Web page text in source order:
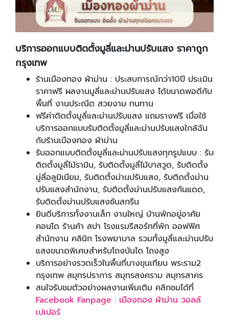
บริการออกแบบติดตั้งมูลี่และม่านปรับแสง ราคาถูก
กรุงเทพ
ร้านเมืองทอง ผ้าม่าน : ประสบการณ์กว่า10ปี ประเมิน
ราคาฟรี ผลงานมูลี่และม่านปรับแสง ได้ขนาดพอดีกับ
พื้นที่ งานประณีต สวยงาม ทนทาน
ฟรีค่าติดตั้งมูลี่และม่านปรับแสง แถมรางฟรี เมื่อใช้
บริการออกแบบรับติดตั้งมูลี่และม่านปรับแสงใกล้ฉัน
กับร้านเมืองทอง ผ้าม่าน
รับออกแบบติดตั้งมูลี่และม่านปรับแสงทุกรูปแบบ : รับ
ติดตั้งมูลี่ไม้รามิน, รับติดตั้งมูลี่ไม้บาสวูด, รับติดตั้ง
มู่ลี่อลูมิเนียม, รับติดตั้งม่านปรับแสง, รับติดตั้งม่าน
ปรับแสงสำนักงาน, รับติดตั้งม่านปรับแสงกันแดด,
รับติดตั้งม่านปรับแสงซันสกรีน
ยินดีบริการทั้งงานเล็ก งานใหญ่ บ้านพักอยู่อาศัย
คอนโด ร้านค้า สปา โรงแรมรีสอร์ทที่พัก ออฟฟิศ
สำนักงาน คลินิก โรงพยาบาล รวมทั้งมูลี่และม่านปรับ
แสงขนาดพิเศษสำหรับโถงบันได โถงสูง
บริการอย่างรวดเร็วในพื้นที่บางขุนเทียน พระราม2
กรุงเทพ สมุทรปราการ สมุทรสงคราม สมุทรสาคร
สนใจรับชมตัวอย่างผลงานเพิ่มเติม คลิกชมได้ที่
Facebook Fanpage : เมืองทอง ผ้าม่าน วอลล์
เปเปอร์